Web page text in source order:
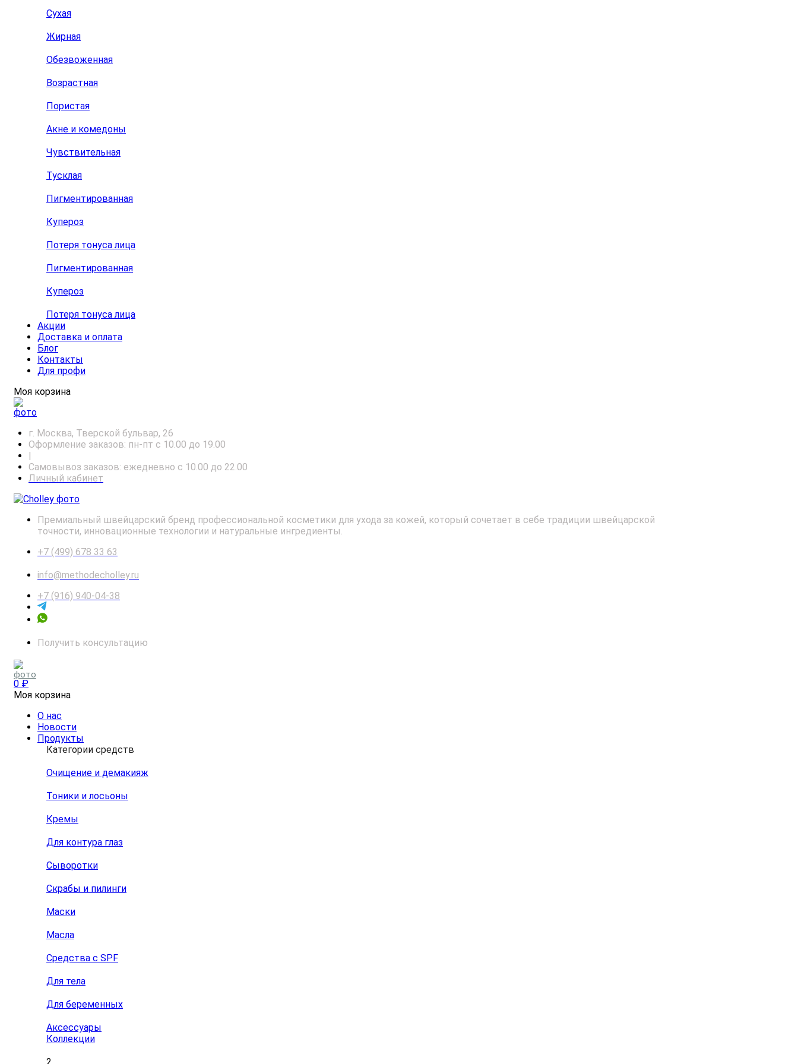
Сухая
Жирная
Обезвоженная
Возрастная
Пористая
Акне и комедоны
Чувствительная
Тусклая
Пигментированная
Купероз
Потеря тонуса лица
Пигментированная
Купероз
Потеря тонуса лица
Акции
Доставка и оплата
Блог
Контакты
Для профи
Моя корзина
г. Москва, Тверской бульвар, 26
Оформление заказов: пн-пт с 10.00 до 19.00
|
Самовывоз заказов: ежедневно с 10.00 до 22.00
Личный кабинет
Премиальный швейцарский бренд профессиональной косметики для ухода за кожей, который сочетает в себе традиции швейцарской
точности, инновационные технологии и натуральные ингредиенты.
+7 (499) 678 33 63
info@methodecholley.ru
+7 (916) 940-04-38
Получить консультацию
0 ₽
Моя корзина
О нас
Новости
Продукты
Категории средств
Очищение и демакияж
Тоники и лосьоны
Кремы
Для контура глаз
Сыворотки
Скрабы и пилинги
Маски
Масла
Средства с SPF
Для тела
Для беременных
Аксессуары
Коллекции